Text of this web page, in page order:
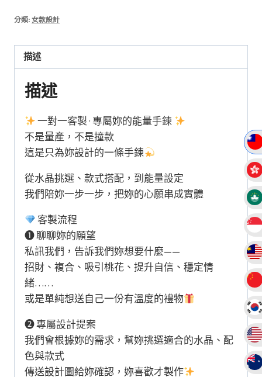
晶
DIY
分類: 女款設計
描述
描述
一對一客製 · 專屬妳的能量手鍊
不是量產，不是撞款
這是只為妳設計的一條手鍊
從水晶挑選、款式搭配，到能量設定
我們陪妳一步一步，把妳的心願串成實體
客製流程
❶ 聊聊妳的願望
私訊我們，告訴我們妳想要什麼——
招財、複合、吸引桃花、提升自信、穩定情
緒……
或是單純想送自己一份有溫度的禮物
❷ 專屬設計提案
我們會根據妳的需求，幫妳挑選適合的水晶、配
色與款式
傳送設計圖給妳確認，妳喜歡才製作